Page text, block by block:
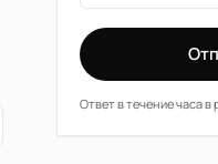
Ответ в течение часа в